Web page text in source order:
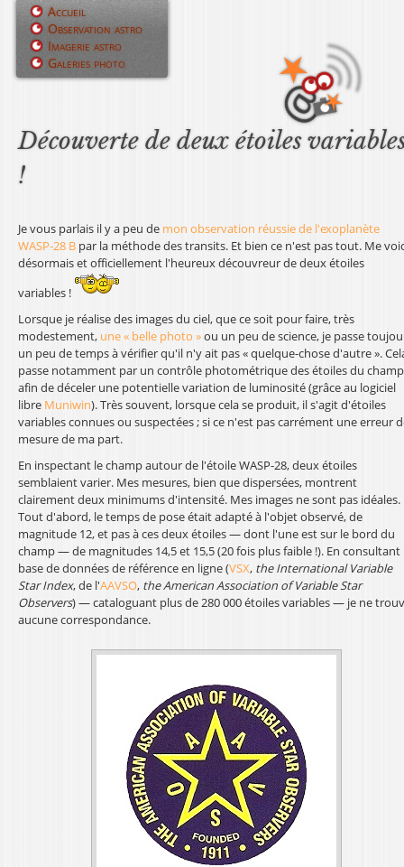
Jump to navigation
Découverte de deux étoiles
!
Je vous parlais il y a peu de mon observation réussie de l'exoplanète
WASP-28 B par la méthode des transits. Et bien ce n'est pas tout. Me
désormais et officiellement l'heureux découvreur de deux étoiles
variables !
Lorsque je réalise des images du ciel, que ce soit pour faire, très
modestement, une « belle photo »ou un peu de science, je passe
un peu de temps à vérifier qu'il n'y ait pas « quelque-chose d'autre ».
passe notamment par un contrôle photométrique des étoiles du champ
afin de déceler une potentielle variation de luminosité (grâce au logiciel
libre Muniwin). Très souvent, lorsque cela se produit, il s'agit d'étoiles
variables connues ou suspectées ; si ce n'est pas carrément une erreur
mesure de ma part.
En inspectant le champ autour de l'étoile WASP-28, deux étoiles
semblaient varier. Mes mesures, bien que dispersées, montrent
clairement deux minimums d'intensité. Mes images ne sont pas idéales.
Tout d'abord, le temps de pose était adapté à l'objet observé, de
magnitude 12, et pas à ces deux étoiles — dont l'une est sur le bord du
champ — de magnitudes 14,5 et 15,5 (20 fois plus faible !). En consultant
base de données de référence en ligne (VSX, the International Variable
Star Index, de l'AAVSO, the American Association of Variable Star
Observers) — cataloguant plus de 280 000 étoiles variables — je ne
aucune correspondance.
M
u
p
i
n
c
i
p
a
l
Accueil
Observation astro
Imagerie astro
Galeries photo